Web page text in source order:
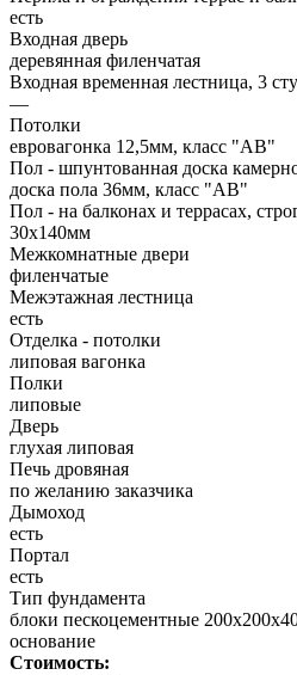
есть
Входная дверь
деревянная филенчатая
Входная временная лестница, 3
—
Потолки
евровагонка 12,5мм, класс "АВ"
Пол - шпунтованная доска
доска пола 36мм, класс "АB"
Пол - на балконах и террасах,
30х140мм
Межкомнатные двери
филенчатые
Межэтажная лестница
есть
Отделка - потолки
липовая вагонка
Полки
липовые
Дверь
глухая липовая
Печь дровяная
по желанию заказчика
Дымоход
есть
Портал
есть
Тип фундамента
блоки пескоцементные
основание
Стоимость: